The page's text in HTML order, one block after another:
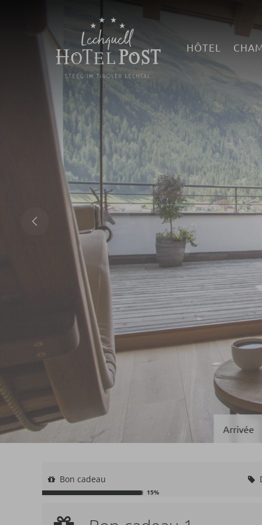
HÔTEL
Bon cadeau
15%
Bon cadeau 1